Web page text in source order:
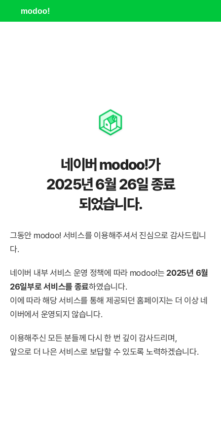
modoo!
네이버 modoo!가
2025년 6월 26일 종료
되었습니다.
그동안 modoo! 서비스를 이용해주셔서 진심으로 감사드립니
다.
네이버 내부 서비스 운영 정책에 따라 modoo!는 2025년 6월
26일부로 서비스를 종료하였습니다.
이에 따라 해당 서비스를 통해 제공되던 홈페이지는 더 이상 네
이버에서 운영되지 않습니다.
이용해주신 모든 분들께 다시 한 번 깊이 감사드리며,
앞으로 더 나은 서비스로 보답할 수 있도록 노력하겠습니다.